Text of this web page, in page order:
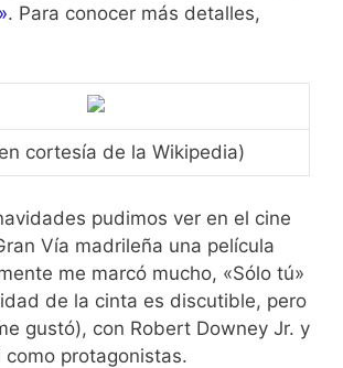
. Para conocer más detalles,
cortesía de la Wikipedia)
pudimos ver en el cine
Vía madrileña una película
me marcó mucho, «Sólo tú»
de la cinta es discutible, pero
gustó), con Robert Downey Jr. y
como protagonistas.